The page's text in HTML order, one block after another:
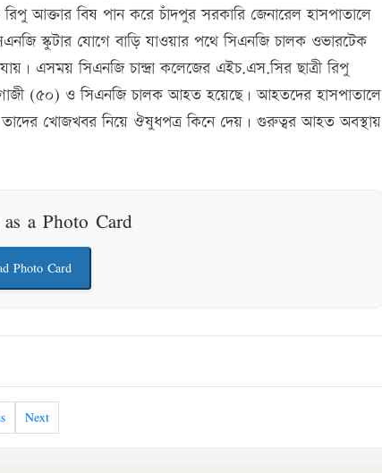
আক্তার বিষ পান করে চাঁদপুর সরকারি জেনারেল হাসপাতালে
স্কুটার যোগে বাড়ি যাওয়ার পথে সিএনজি চালক ওভারটেক
এসময় সিএনজি চান্দ্রা কলেজের এইচ.এস.সির ছাত্রী রিপু
(৫০) ও সিএনজি চালক আহত হয়েছে। আহতদের হাসপাতালে
খোজখবর নিয়ে ঔষুধপত্র কিনে দেয়। গুরুত্বর আহত অবস্থায়
a Photo Card
Photo Card
Next